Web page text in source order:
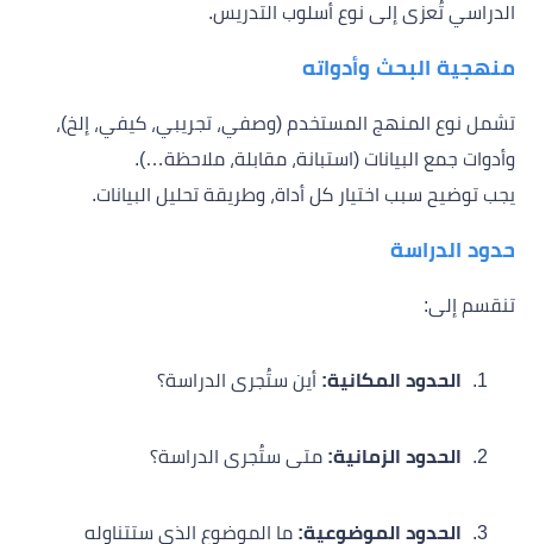
الدراسي تُعزى إلى نوع أسلوب التدريس.
منهجية البحث وأدواته
تشمل نوع المنهج المستخدم (وصفي، تجريبي، كيفي، إلخ)،
وأدوات جمع البيانات (استبانة، مقابلة، ملاحظة…).
يجب توضيح سبب اختيار كل أداة، وطريقة تحليل البيانات.
حدود الدراسة
تنقسم إلى:
الحدود المكانية: أين ستُجرى الدراسة؟
الحدود الزمانية: متى ستُجرى الدراسة؟
الحدود الموضوعية: ما الموضوع الذي ستتناوله